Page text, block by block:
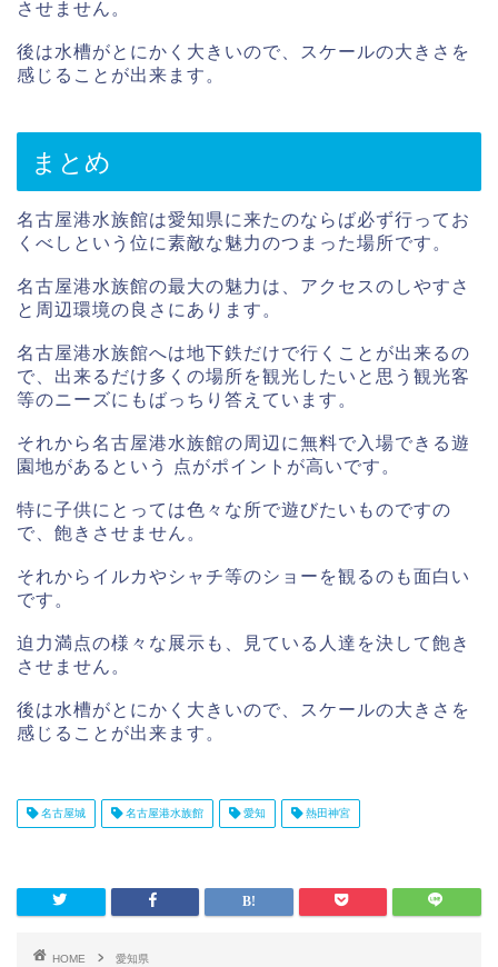
させません。
後は水槽がとにかく大きいので、スケールの大きさを
感じることが出来ます。
まとめ
名古屋港水族館は愛知県に来たのならば必ず行ってお
くべしという位に素敵な魅力のつまった場所です。
名古屋港水族館の最大の魅力は、アクセスのしやすさ
と周辺環境の良さにあります。
名古屋港水族館へは地下鉄だけで行くことが出来るの
で、出来るだけ多くの場所を観光したいと思う観光客
等のニーズにもばっちり答えています。
それから名古屋港水族館の周辺に無料で入場できる遊
園地があるという 点がポイントが高いです。
特に子供にとっては色々な所で遊びたいものですの
で、飽きさせません。
それからイルカやシャチ等のショーを観るのも面白い
です。
迫力満点の様々な展示も、見ている人達を決して飽き
させません。
後は水槽がとにかく大きいので、スケールの大きさを
感じることが出来ます。
名古屋城 名古屋港水族館 愛知 熱田神宮
HOME
愛知県